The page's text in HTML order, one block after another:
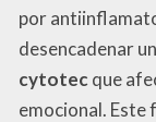
por
desencadenar
cytotecque
emocional. Este